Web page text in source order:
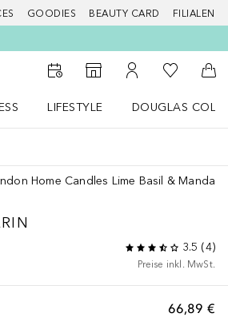
GOODIES BEAUTY CARD FILIALEN
Zum Storefinder
Zu Meinem
Zu Meiner
LIFESTYLE
DOUGLAS
Home Candles Lime Basil & Mandarin
3.5 (4)
Preise inkl. MwSt.
66,89 €